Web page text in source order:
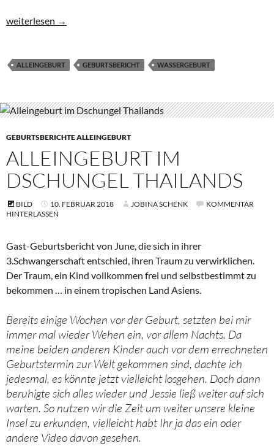
Endlich im eigenen Tempo gebären. Alleingeburt beim 3.Kind
weiterlesen →
ALLEINGEBURT GEBURTSBERICHT WASSERGEBURT
GEBURTSBERICHTE ALLEINGEBURT
ALLEINGEBURT IM
DSCHUNGEL THAILANDS
BILD 10. FEBRUAR 2018 JOBINA SCHENK
KOMMENTAR
HINTERLASSEN
Gast-Geburtsbericht von June, die sich in ihrer
3.Schwangerschaft entschied, ihren Traum zu verwirklichen.
Der Traum, ein Kind vollkommen frei und selbstbestimmt zu
bekommen … in einem tropischen Land Asiens.
Bereits einige Wochen vor der Geburt, setzten bei mir
immer mal wieder Wehen ein, vor allem Nachts. Da
meine beiden anderen Kinder auch vor dem errechneten
Geburtstermin zur Welt gekommen sind, dachte ich
jedesmal, es könnte jetzt vielleicht losgehen. Doch dann
beruhigte sich alles wieder und Jessie ließ weiter auf sich
warten. So nutzen wir die Zeit um weiter unsere kleine
Insel zu erkunden, vielleicht habt Ihr ja das ein oder
andere Video davon gesehen.